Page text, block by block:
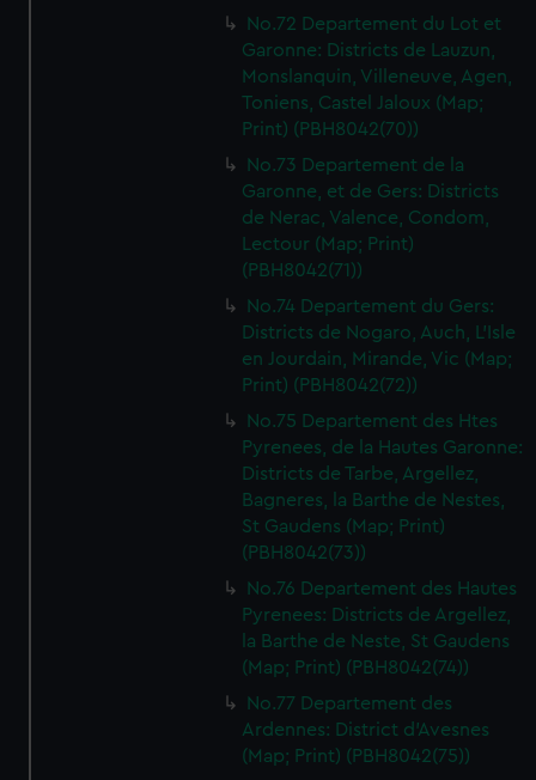
No.72 Departement du Lot et
Garonne: Districts de Lauzun,
Monslanquin, Villeneuve, Agen,
Toniens, Castel Jaloux (Map;
Print) (PBH8042(70))
No.73 Departement de la
Garonne, et de Gers: Districts
de Nerac, Valence, Condom,
Lectour (Map; Print)
(PBH8042(71))
No.74 Departement du Gers:
Districts de Nogaro, Auch, L'Isle
en Jourdain, Mirande, Vic (Map;
Print) (PBH8042(72))
No.75 Departement des Htes
Pyrenees, de la Hautes Garonne:
Districts de Tarbe, Argellez,
Bagneres, la Barthe de Nestes,
St Gaudens (Map; Print)
(PBH8042(73))
No.76 Departement des Hautes
Pyrenees: Districts de Argellez,
la Barthe de Neste, St Gaudens
(Map; Print) (PBH8042(74))
No.77 Departement des
Ardennes: District d'Avesnes
(Map; Print) (PBH8042(75))